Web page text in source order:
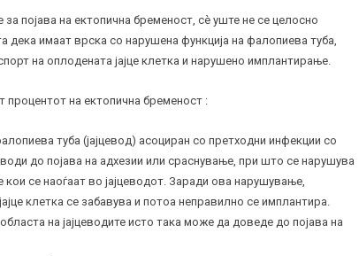
за појава на ектопична бременост, сè уште не се целосно
дека имаат врска со нарушена функција на фалопиева туба,
на оплодената јајце клетка и нарушено имплантирање.
процентот на ектопична бременост :
туба (јајцевод) асоциран со претходни инфекции со
до појава на адхезии или сраснување, при што се нарушува
се наоѓаат во јајцеводот. Заради ова нарушување,
клетка се забавува и потоа неправилно се имплантира.
на јајцеводите исто така може да доведе до појава на